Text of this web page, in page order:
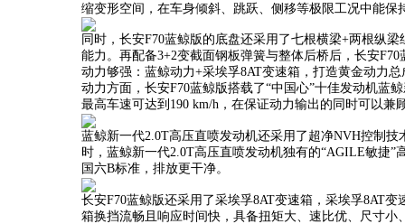
缩变形空间，在车身倾斜、跳跃、侧移等极限工况中能
同时，长安F70蓝鲸版的底盘还采用了七根横梁+两根纵
能力。再配备3+2变截面钢板弹簧与整体后桥后，长安
动力够强：蓝鲸动力+采埃孚8AT变速箱，打造黄金动力总
动力方面，长安F70蓝鲸版搭载了“中国心”十佳发动机蓝
最高车速可达到190 km/h，在保证动力输出的同时可以
蓝鲸新一代2.0T高压直喷发动机还采用了超净NVH控制
时，蓝鲸新一代2.0T高压直喷发动机独有的“AGILE敏捷
国六B标准，排放更干净。
长安F70蓝鲸版还采用了采埃孚8AT变速箱，采埃孚8AT
箱换挡流畅且响应时间快，具备扭矩大、速比优、尺寸